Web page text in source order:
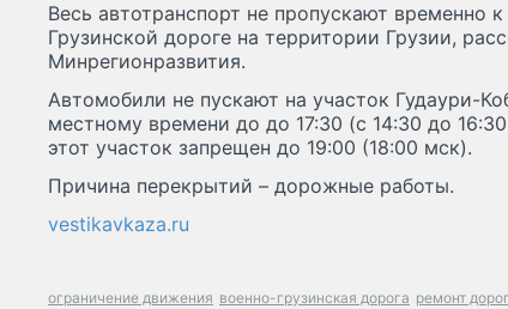
Весь автотранспорт не пропускают временно
Грузинской дороге на территории Грузии,
Минрегионразвития.
Автомобили не пускают на участок Гудаури-
местному времени до до 17:30 (с 14:30 до
этот участок запрещен до 19:00 (18:00 мск).
Причина перекрытий – дорожные работы.
vestikavkaza.ru
ограничение движения военно-грузинская дорога ремонт дорог